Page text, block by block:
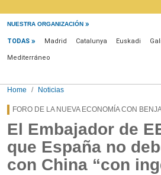
NUESTRA ORGANIZACIÓN
Menú noticias
TODAS Madrid Catalunya Euskadi
Mediterráneo
Home Noticias
FORO DE LA NUEVA ECONOMÍA CON
El Embajador de
que España no
con China “con